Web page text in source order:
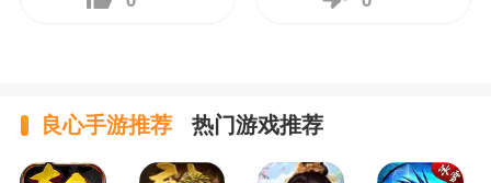
良心手游推荐 热门游戏推荐